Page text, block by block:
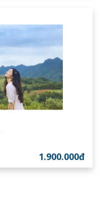
1.900.000đ